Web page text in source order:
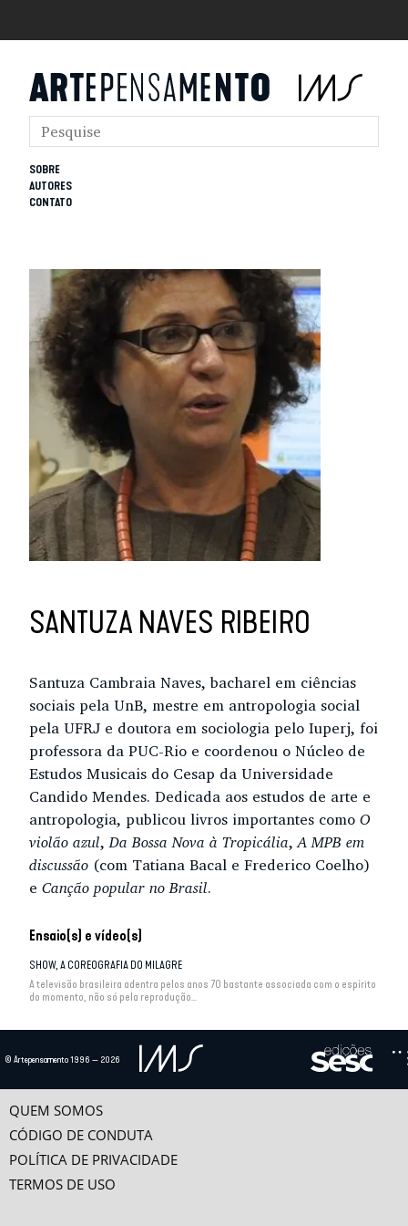
SOBRE
AUTORES
CONTATO
Ensaio(s) e vídeo(s)
SHOW, A COREOGRAFIA DO MILAGRE
A televisão brasileira adentra pelos anos 70 bastante associada com o espírito
do momento, não só pela reprodução...
Há um aspecto contraditório no papel da televisão brasileira nos anos 70. Se
por um lado há iniciativas que se...
A TELEVISÃO E A POLÍTICA DE INTEGRAÇÃO NACIONAL
No início da década de 70, sob o pano de fundo de uma política econômica
SANTUZA NAVES RIBEIRO
Santuza Cambraia Naves, bacharel em ciências
sociais pela UnB, mestre em antropologia social
pela UFRJ e doutora em sociologia pelo Iuperj, foi
professora da PUC-Rio e coordenou o Núcleo de
Estudos Musicais do Cesap da Universidade
Candido Mendes. Dedicada aos estudos de arte e
antropologia, publicou livros importantes como O
violão azul,Da Bossa Nova à Tropicália,A MPB em
discussão (com Tatiana Bacal e Frederico Coelho)
e Canção popular no Brasil.
© Artepensamento 1996 — 2026
QUEM SOMOS
CÓDIGO DE CONDUTA
POLÍTICA DE PRIVACIDADE
TERMOS DE USO